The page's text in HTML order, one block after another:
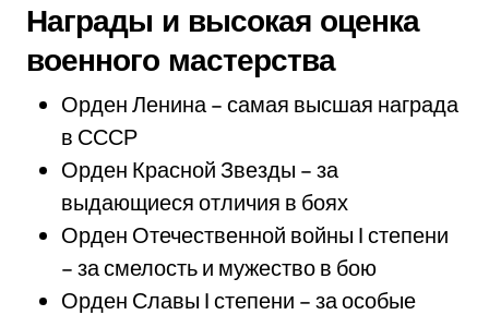
Награды и высокая оценка
военного мастерства
Орден Ленина – самая высшая награда
в СССР
Орден Красной Звезды – за
выдающиеся отличия в боях
Орден Отечественной войны I степени
– за смелость и мужество в бою
Орден Славы I степени – за особые